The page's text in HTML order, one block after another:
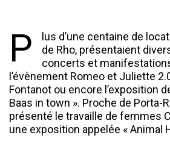
P
lus d’une centaine de
de Rho, présentaient
concerts et
l’évènement Romeo et Juliette
Fontanot ou encore l’exposition
Baas in town ». Proche de Porta-
présenté le travaille de femmes
une exposition appelée « Animal